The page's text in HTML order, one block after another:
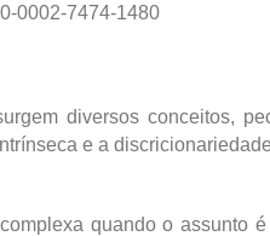
0002-7474-1480
diversos conceitos,
e a
quando o assunto